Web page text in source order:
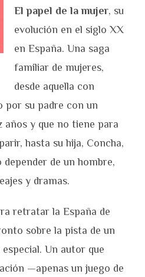
El papel de la mujer, su
evolución en el siglo XX
en España. Una saga
familiar de mujeres,
desde aquella con
su padre con un
años y que no tiene para
hasta su hija, Concha,
de un hombre,
y dramas.
retratar la España de
sobre la pista de un
Un autor que
—apenas un juego de